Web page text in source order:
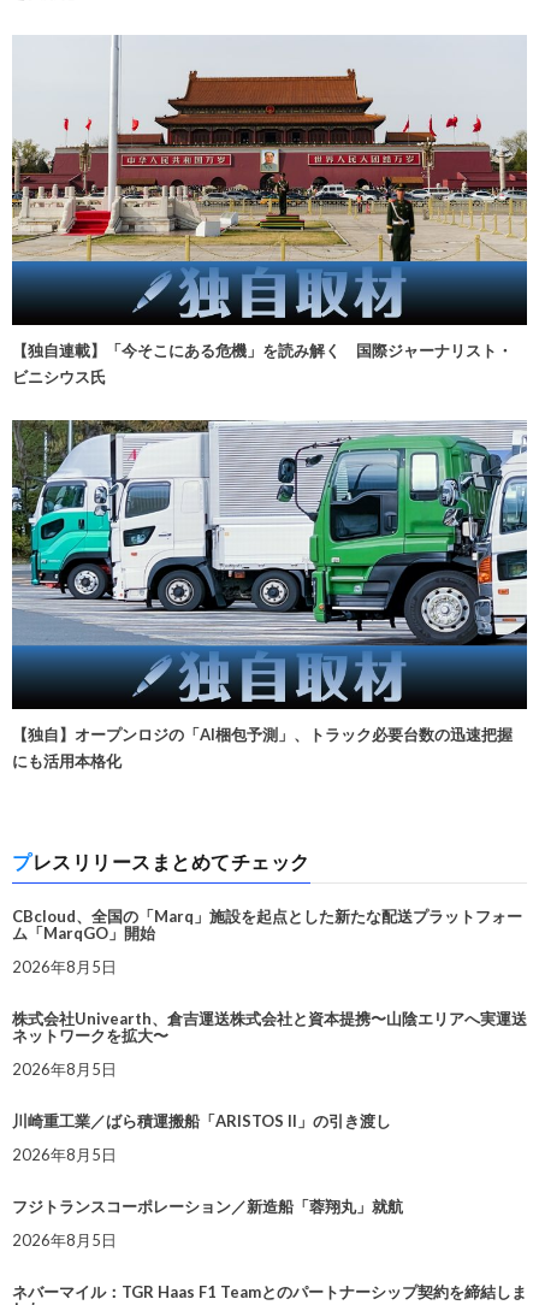
【独自連載】「今そこにある危機」を読み解く 国際ジャーナリスト・
ビニシウス氏
【独自】オープンロジの「AI梱包予測」、トラック必要台数の迅速把握
にも活用本格化
プレスリリースまとめてチェック
CBcloud、全国の「Marq」施設を起点とした新たな配送プラットフォー
ム「MarqGO」開始
2026年8月5日
株式会社Univearth、倉吉運送株式会社と資本提携〜山陰エリアへ実運送
ネットワークを拡大〜
2026年8月5日
川崎重工業／ばら積運搬船「ARISTOS II」の引き渡し
2026年8月5日
フジトランスコーポレーション／新造船「蓉翔丸」就航
2026年8月5日
ネバーマイル：TGR Haas F1 Teamとのパートナーシップ契約を締結しま